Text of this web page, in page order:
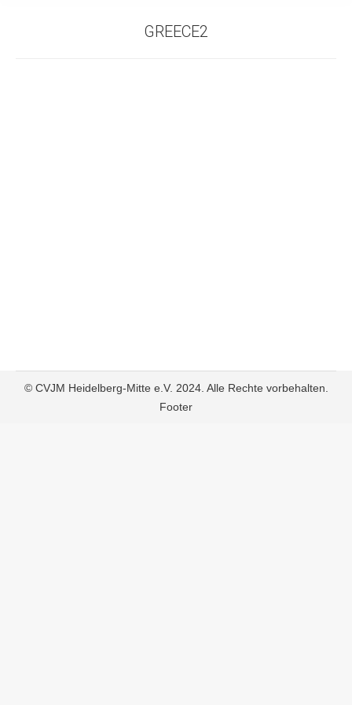
GREECE2
© CVJM Heidelberg-Mitte e.V. 2024. Alle Rechte vorbehalten.
Footer